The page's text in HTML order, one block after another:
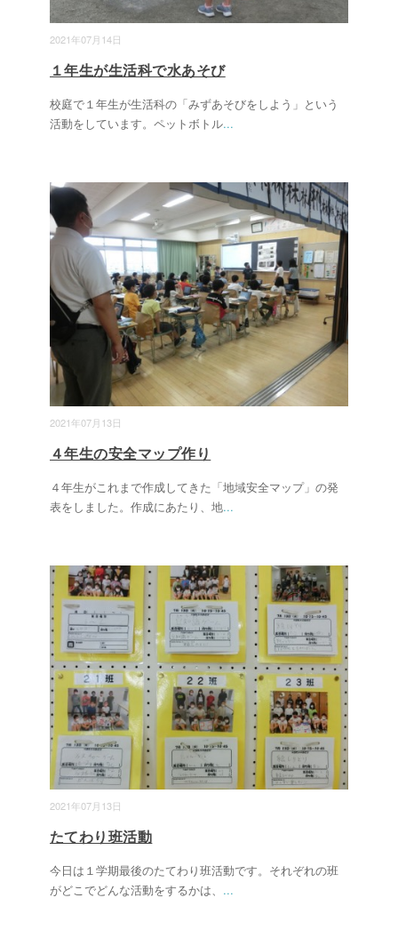
2021年07月14日
１年生が生活科で水あそび
校庭で１年生が生活科の「みずあそびをしよう」という
活動をしています。ペットボトル...
2021年07月13日
４年生の安全マップ作り
４年生がこれまで作成してきた「地域安全マップ」の発
表をしました。作成にあたり、地...
2021年07月13日
たてわり班活動
今日は１学期最後のたてわり班活動です。それぞれの班
がどこでどんな活動をするかは、 ...